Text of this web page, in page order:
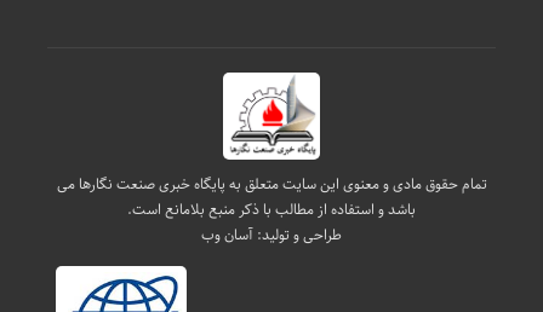
تمام حقوق مادی و معنوی این سایت متعلق به پایگاه خبری صنعت نگارها می
باشد و استفاده از مطالب با ذکر منبع بلامانع است.
طراحی و تولید:آسان وب